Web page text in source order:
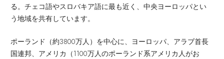
る。チェコ語やスロバキア語に最も近く、中央ヨーロッパとい
う地域を共有しています。
ポーランド（約3800万人）を中心に、ヨーロッパ、アラブ首長
国連邦、アメリカ（1100万人のポーランド系アメリカ人がお